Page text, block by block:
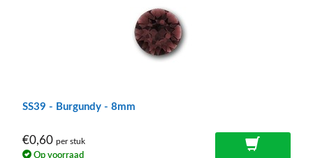
SS39 - Burgundy - 8mm
€0,60 per stuk
Op voorraad